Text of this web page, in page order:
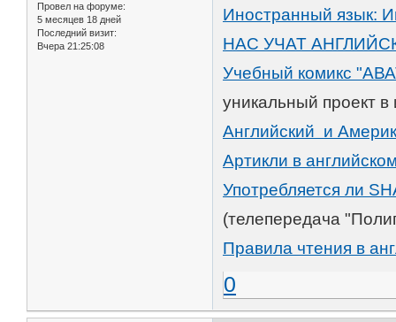
Провел на форуме:
5 месяцев 18 дней
Последний визит:
Вчера 21:25:08
Иностранный язык:
НАС УЧАТ
Учебный комикс
уникальный проект
Английский и
Артикли в
Употребляется ли
(телепередача
Правила чтения в
0